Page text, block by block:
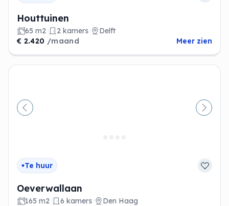
Houttuinen
65 m2 2 kamers
Delft
€ 2.420 /maand Meer zien
Vorige
Te huur
Oeverwallaan
165 m2 6 kamers
Den Haag